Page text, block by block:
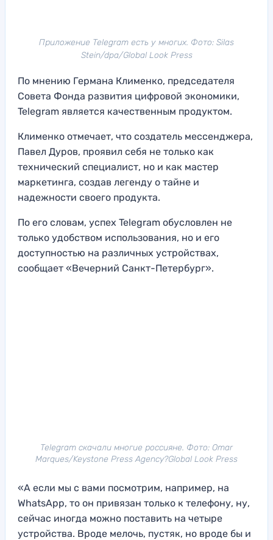
Приложение Telegram есть у многих. Фото: Silas
Stein/dpa/Global Look Press
По мнению Германа Клименко, председателя
Совета Фонда развития цифровой экономики,
Telegram является качественным продуктом.
Клименко отмечает, что создатель мессенджера,
Павел Дуров, проявил себя не только как
технический специалист, но и как мастер
маркетинга, создав легенду о тайне и
надежности своего продукта.
По его словам, успех Telegram обусловлен не
только удобством использования, но и его
доступностью на различных устройствах,
сообщает «Вечерний Санкт-Петербург».
Telegram скачали многие россияне. Фото: Omar
Marques/Keystone Press Agency?Global Look Press
«А если мы с вами посмотрим, например, на
WhatsApp, то он привязан только к телефону, ну,
сейчас иногда можно поставить на четыре
устройства. Вроде мелочь, пустяк, но вроде бы и